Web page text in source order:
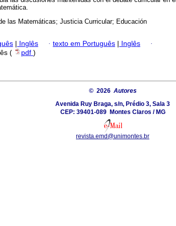
las Matemáticas; Justicia Curricular; Educación
| Inglês · texto em Português | Inglês
·
(
pdf )
© 2026 Autores
Avenida Ruy Braga, s/n, Prédio 3, Sala 3
CEP: 39401-089  Montes Claros / MG
revista.emd@unimontes.br